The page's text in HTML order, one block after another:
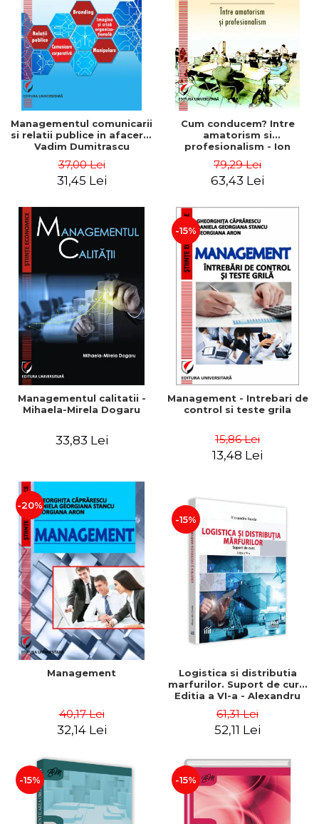
ADMINISTRATIVE
ȘTIINȚE ECONOMICE
ȘTIINȚE EXACTE
EDUCAȚIE FIZICĂ ȘI SPORT
PREUNIVERSITARIA
TIMP LIBER
ÎN CURS DE APARIȚIE
NOUTĂȚI
PACHETE DE STUDIU
PROMOȚIILE LUNII
ULTIMELE EXEMPLARE
Cum Cumpăr
Livrare
Politica de Retur
Formular de Retur
Distribuitori
Managementul comunicarii
si relatii publice in afaceri -
Vadim Dumitrascu
37,00 Lei
31,45 Lei
Cum conducem? Intre
amatorism si
profesionalism - Ion
79,29 Lei
63,43 Lei
Managementul calitatii -
Mihaela-Mirela Dogaru
33,83 Lei
-15%
Management - Intrebari de
control si teste grila
15,86 Lei
13,48 Lei
-20%
Management
40,17 Lei
32,14 Lei
-15%
Logistica si distributia
marfurilor. Suport de curs.
Editia a VI-a - Alexandru
61,31 Lei
52,11 Lei
-15% -15%